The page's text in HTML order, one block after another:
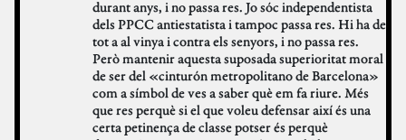
durant anys, i no passa res. Jo sóc independentista
dels PPCC antiestatista i tampoc passa res. Hi ha de
tot a al vinya i contra els senyors, i no passa res.
Però mantenir aquesta suposada superioritat moral
de ser del «cinturón metropolitano de Barcelona»
com a símbol de ves a saber què em fa riure. Més
que res perquè si el que voleu defensar així és una
certa petinença de classe potser és perquè